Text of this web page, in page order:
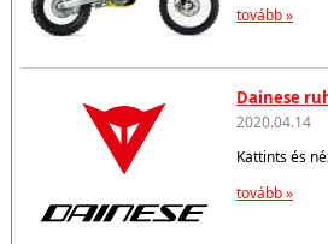
tovább »
Dainese
2020.04.14
Kattints és
tovább »